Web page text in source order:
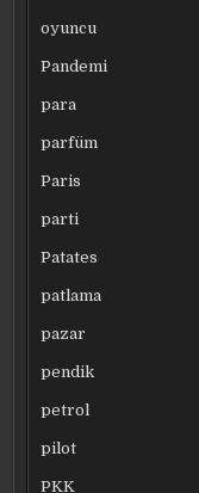
oyuncu
Pandemi
para
parfüm
Paris
parti
Patates
patlama
pazar
pendik
petrol
pilot
PKK